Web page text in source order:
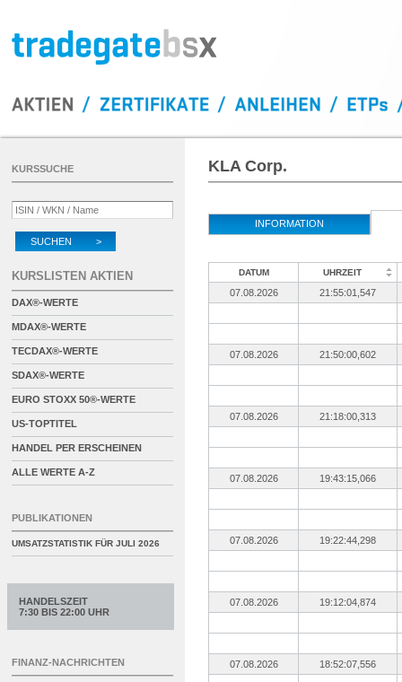
KLA Corp.
INFORMATION
DATUM UHRZEIT
07.08.2026 21:55:01,547
07.08.2026 21:50:00,602
07.08.2026 21:18:00,313
07.08.2026 19:43:15,066
07.08.2026 19:22:44,298
07.08.2026 19:12:04,874
07.08.2026 18:52:07,556
KURSSUCHE
SUCHEN >
KURSLISTEN AKTIEN
DAX®-WERTE
MDAX®-WERTE
TECDAX®-WERTE
SDAX®-WERTE
EURO STOXX 50®-WERTE
US-TOPTITEL
HANDEL PER ERSCHEINEN
ALLE WERTE A-Z
PUBLIKATIONEN
UMSATZSTATISTIK FÜR JULI 2026
HANDELSZEIT
7:30 BIS 22:00 UHR
FINANZ-NACHRICHTEN